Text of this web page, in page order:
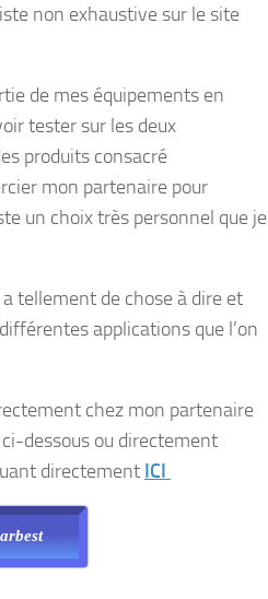
non exhaustive sur le site
de mes équipements en
tester sur les deux
produits consacré
mon partenaire pour
un choix très personnel que je
tellement de chose à dire et
applications que l’on
chez mon partenaire
dessous ou directement
directement ICI